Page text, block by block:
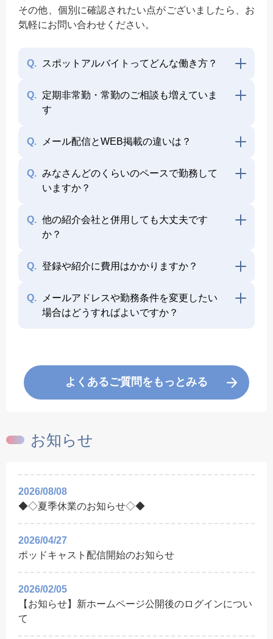
その他、個別に確認されたい点がございましたら、お
気軽にお問い合わせください。
Q. スポットアルバイトってどんな働き方？
Q. 定期非常勤・常勤のご相談も増えていま
す
Q. メール配信とWEB掲載の違いは？
Q. みなさんどのくらいのペースで勤務して
いますか？
Q. 他の紹介会社と併用しても大丈夫です
か？
Q. 登録や紹介に費用はかかりますか？
Q.
メールアドレスや勤務条件を変更したい
場合はどうすればよいですか？
よくあるご質問をもっとみる
お知らせ
2026/08/08
◆◇夏季休業のお知らせ◇◆
2026/04/27
ポッドキャスト配信開始のお知らせ
2026/02/05
【お知らせ】新ホームページ公開後のログインについ
て